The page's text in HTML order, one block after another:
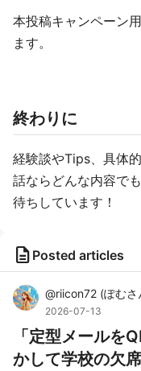
本投稿キャンペーン
ます。
終わりに
経験談やTips、具体
話ならどんな内容で
待ちしています！
description Posted articles
@riicon72 (ぽむさ
2026-07-13
「定型メールを
かして学校の欠